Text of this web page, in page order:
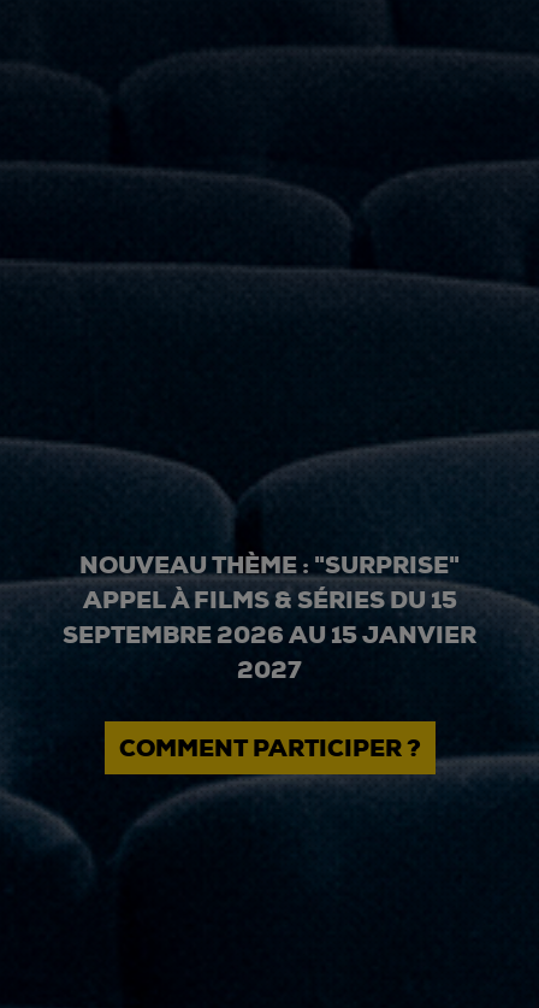
NOUVEAU THÈME : "SURPRISE"
APPEL À FILMS & SÉRIES DU 15
SEPTEMBRE 2026 AU 15 JANVIER
2027
COMMENT PARTICIPER ?